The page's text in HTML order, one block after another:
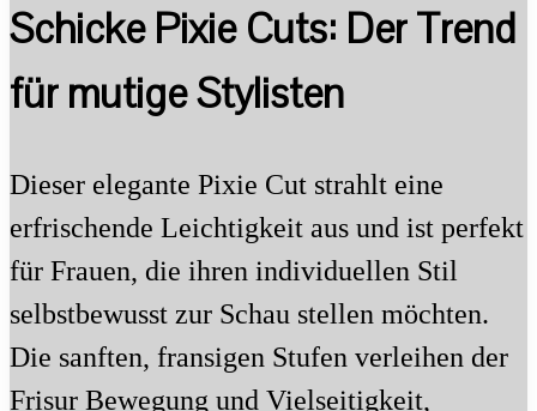
Schicke Pixie Cuts: Der Trend
für mutige Stylisten
Dieser elegante Pixie Cut strahlt eine
erfrischende Leichtigkeit aus und ist perfekt
für Frauen, die ihren individuellen Stil
selbstbewusst zur Schau stellen möchten.
Die sanften, fransigen Stufen verleihen der
Frisur Bewegung und Vielseitigkeit,